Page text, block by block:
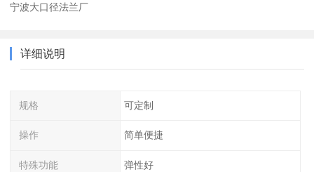
宁波大口径法兰厂
详细说明
规格 可定制
操作 简单便捷
特殊功能 弹性好